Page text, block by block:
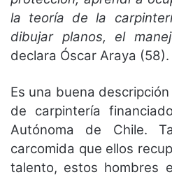
la teoría de la
dibujar planos, el
declara Óscar Araya (58).
Es una buena
de carpintería
Autónoma de Chile.
carcomida que ellos
talento, estos hombres